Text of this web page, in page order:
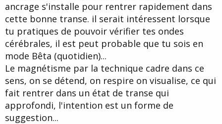
ancrage s'installe pour rentrer rapidement dans
cette bonne transe. il serait intéressent lorsque
tu pratiques de pouvoir vérifier tes ondes
cérébrales, il est peut probable que tu sois en
mode Bêta (quotidien)...
Le magnétisme par la technique cadre dans ce
sens, on se détend, on respire on visualise, ce qui
fait rentrer dans un état de transe qui
approfondi, l'intention est un forme de
suggestion...